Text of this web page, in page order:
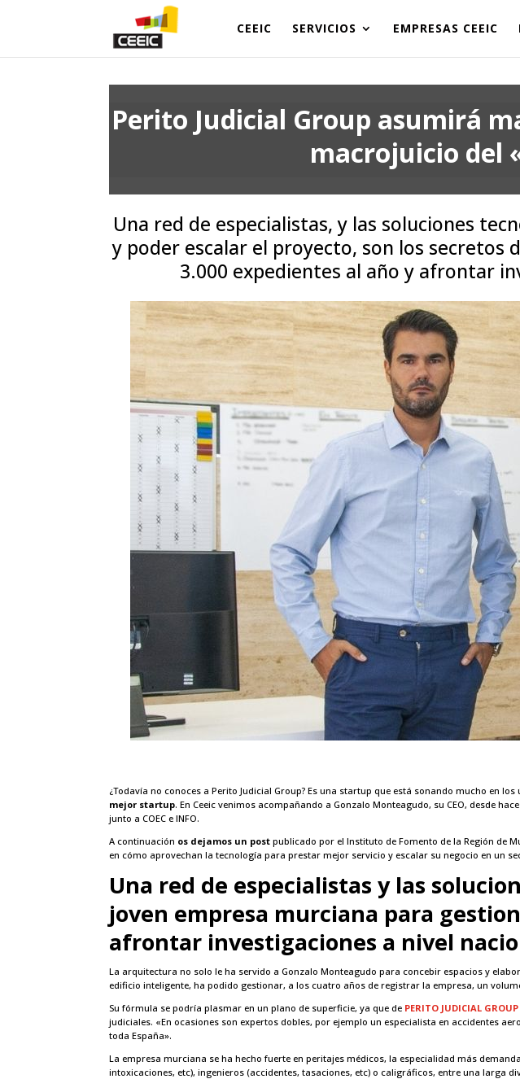
CEEIC SERVICIOS EMPRESAS CEEIC
Perito Judicial Group asumirá
macrojuicio del
Una red de especialistas, y las soluciones
y poder escalar el proyecto, son los secretos
3.000 expedientes al año y afrontar
¿Todavía no conoces a Perito Judicial Group? Es una startup que está sonando mucho en
mejor startup. En Ceeic venimos acompañando a Gonzalo Monteagudo, su CEO, desde
junto a COEC e INFO.
A continuación os dejamos un post publicado por el Instituto de Fomento de la Región de
en cómo aprovechan la tecnología para prestar mejor servicio y escalar su negocio en un
Una red de especialistas y las
joven empresa murciana para
afrontar investigaciones a nivel
La arquitectura no solo le ha servido a Gonzalo Monteagudo para concebir espacios y
edificio inteligente, ha podido gestionar, a los cuatro años de registrar la empresa, un
Su fórmula se podría plasmar en un plano de superficie, ya que de PERITO JUDICIAL GROUP
judiciales. «En ocasiones son expertos dobles, por ejemplo un especialista en accidentes
toda España».
La empresa murciana se ha hecho fuerte en peritajes médicos, la especialidad más
intoxicaciones, etc), ingenieros (accidentes, tasaciones, etc) o caligráficos, entre una larga